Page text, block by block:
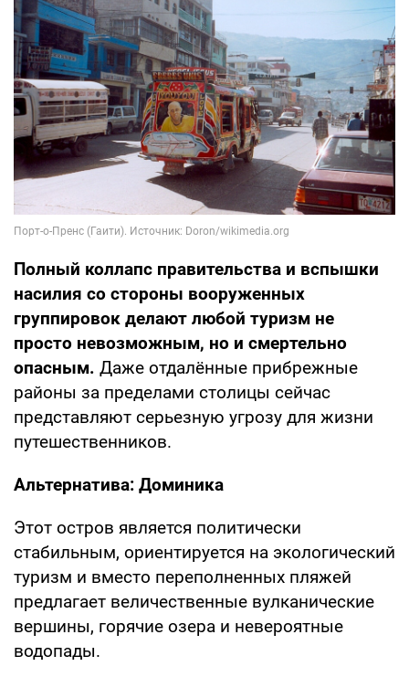
Полный коллапс правительства и вспышки
насилия со стороны вооруженных
группировок делают любой туризм не
просто невозможным, но и смертельно
опасным. Даже отдалённые прибрежные
районы за пределами столицы сейчас
представляют серьезную угрозу для жизни
путешественников.
Альтернатива: Доминика
Этот остров является политически
стабильным, ориентируется на экологический
туризм и вместо переполненных пляжей
предлагает величественные вулканические
вершины, горячие озера и невероятные
водопады.